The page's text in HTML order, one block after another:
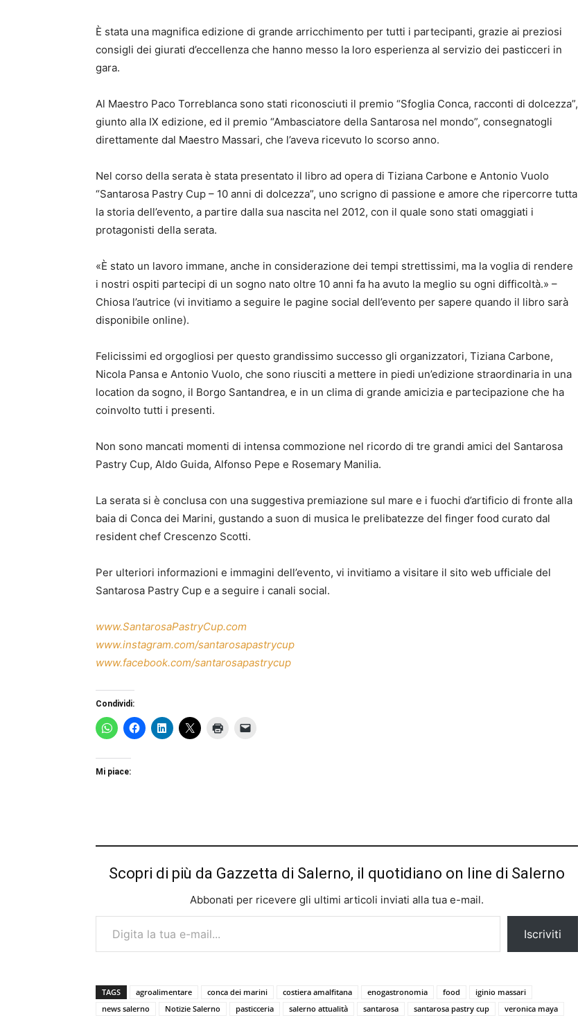
È stata una magnifica edizione di grande arricchimento per tutti i partecipanti, grazie ai preziosi
consigli dei giurati d’eccellenza che hanno messo la loro esperienza al servizio dei pasticceri in
gara.
Al Maestro Paco Torreblanca sono stati riconosciuti il premio “Sfoglia Conca, racconti di dolcezza”,
giunto alla IX edizione, ed il premio “Ambasciatore della Santarosa nel mondo”, consegnatogli
direttamente dal Maestro Massari, che l’aveva ricevuto lo scorso anno.
Nel corso della serata è stata presentato il libro ad opera di Tiziana Carbone e Antonio Vuolo
“Santarosa Pastry Cup – 10 anni di dolcezza”, uno scrigno di passione e amore che ripercorre tutta
la storia dell’evento, a partire dalla sua nascita nel 2012, con il quale sono stati omaggiati i
protagonisti della serata.
«È stato un lavoro immane, anche in considerazione dei tempi strettissimi, ma la voglia di rendere
i nostri ospiti partecipi di un sogno nato oltre 10 anni fa ha avuto la meglio su ogni difficoltà.» –
Chiosa l’autrice (vi invitiamo a seguire le pagine social dell’evento per sapere quando il libro sarà
disponibile online).
Felicissimi ed orgogliosi per questo grandissimo successo gli organizzatori, Tiziana Carbone,
Nicola Pansa e Antonio Vuolo, che sono riusciti a mettere in piedi un’edizione straordinaria in una
location da sogno, il Borgo Santandrea, e in un clima di grande amicizia e partecipazione che ha
coinvolto tutti i presenti.
Non sono mancati momenti di intensa commozione nel ricordo di tre grandi amici del Santarosa
Pastry Cup, Aldo Guida, Alfonso Pepe e Rosemary Manilia.
La serata si è conclusa con una suggestiva premiazione sul mare e i fuochi d’artificio di fronte alla
baia di Conca dei Marini, gustando a suon di musica le prelibatezze del finger food curato dal
resident chef Crescenzo Scotti.
Per ulteriori informazioni e immagini dell’evento, vi invitiamo a visitare il sito web ufficiale del
Santarosa Pastry Cup e a seguire i canali social.
www.SantarosaPastryCup.com
www.instagram.com/santarosapastrycup
www.facebook.com/santarosapastrycup
Condividi:
Mi piace:
Scopri di più da Gazzetta di Salerno, il quotidiano on line di Salerno
Abbonati per ricevere gli ultimi articoli inviati alla tua e-mail.
Digita la tua e-mail...
Iscriviti
TAGS agroalimentare conca dei marini costiera amalfitana enogastronomia food
iginio massari
news salerno
Notizie Salerno pasticceria salerno attualità santarosa santarosa pastry cup veronica maya